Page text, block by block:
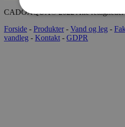
CADOAQUA® 2022 Alle rettigheder
Forside - Produkter- Vand og leg -
vandleg - Kontakt - GDPR